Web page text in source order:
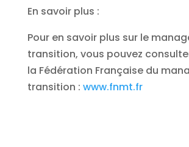
En savoir plus :
Pour en savoir plus sur le
transition, vous pouvez
la Fédération Française du
transition : www.fnmt.fr